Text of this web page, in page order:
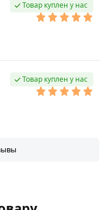
Товар куплен у нас
Товар куплен у нас